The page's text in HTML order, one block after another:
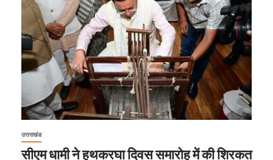
उत्तराखंड
सीएम धामी ने हथकरघा दिवस समारोह में की शिरकत